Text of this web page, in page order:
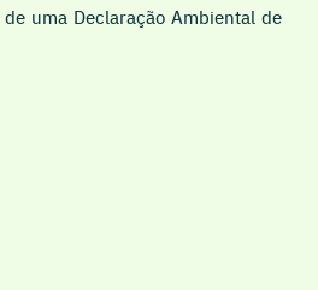
uma Declaração Ambiental de